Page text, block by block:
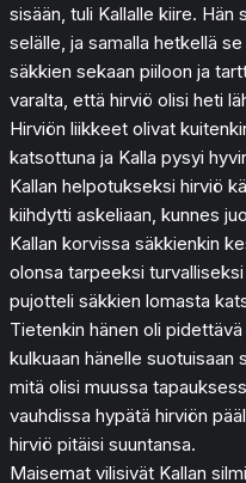
sisään, tuli Kallalle kiire. Hän
selälle, ja samalla hetkellä
säkkien sekaan piiloon ja
varalta, että hirviö olisi heti
Hirviön liikkeet olivat
katsottuna ja Kalla pysyi
Kallan helpotukseksi hirviö
kiihdytti askeliaan, kunnes
Kallan korvissa säkkienkin
olonsa tarpeeksi
pujotteli säkkien lomasta
Tietenkin hänen oli
kulkuaan hänelle suotuisaan
mitä olisi muussa
vauhdissa hypätä hirviön
hirviö pitäisi suuntansa.
Maisemat vilisivät Kallan